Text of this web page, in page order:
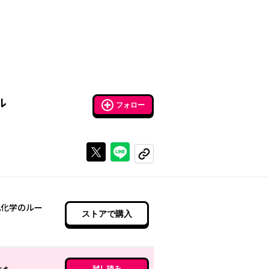
フォロー
Xで投稿するラインでシェアする
コピーする
学のルー
ストアで購入